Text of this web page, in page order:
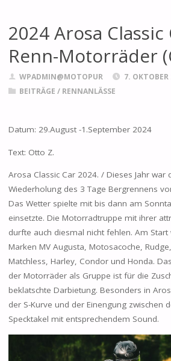
2024 Arosa Classic
Renn-Motorräder
WPADMIN@MOTOPUR
7. OKTOBER
BEITRÄGE / RENNANLÄSSE
Datum: 29.August -1.September 2024
Text: Otto Z.
Arosa Classic Car 2024. / Dieses Jahr war
Wiederholung des 3 Tage Bergrennens
Das Wetter spielte mit bis dann am
einsetzte. Die Motorradtruppe mit ihrer
durfte auch diesmal nicht fehlen. Am
Marken MV Augusta, Motosacoche,
Matchless, Harley, Condor und Honda.
der Motorräder als Gruppe ist für die
beklatschte Darbietung. Besonders in
der S-Kurve und der Einengung zwischen
Specktakel mit entsprechendem Sound.